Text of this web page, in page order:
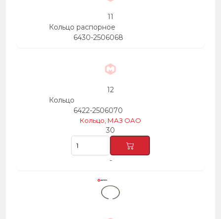
11
Кольцо распорное
6430-2506068
12
Кольцо
6422-2506070
Кольцо, МАЗ ОАО
30
-